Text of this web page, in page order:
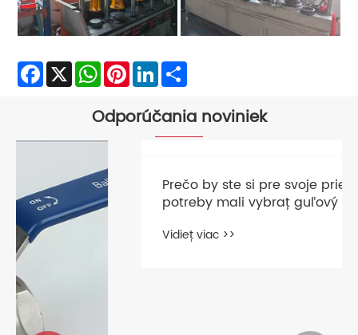
Facebook
X WhatsAppPinterestLinkedIn
Odporúčania noviniek
Prečo by ste si pre svoje priemyselné
potreby mali vybrať guľový ventil V-
port z nehrdzavejúcej ocele?